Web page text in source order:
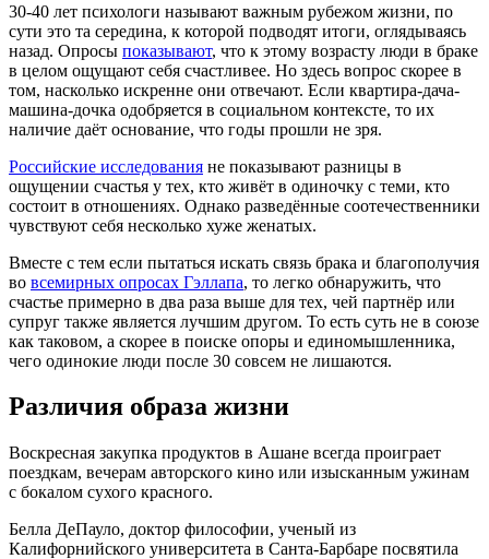
30-40 лет психологи называют важным рубежом жизни, по
сути это та середина, к которой подводят итоги, оглядываясь
назад. Опросы показывают, что к этому возрасту люди в браке
в целом ощущают себя счастливее. Но здесь вопрос скорее в
том, насколько искренне они отвечают. Если квартира-дача-
машина-дочка одобряется в социальном контексте, то их
наличие даёт основание, что годы прошли не зря.
Российские исследования не показывают разницы в
ощущении счастья у тех, кто живёт в одиночку с теми, кто
состоит в отношениях. Однако разведённые соотечественники
чувствуют себя несколько хуже женатых.
Вместе с тем если пытаться искать связь брака и благополучия
во всемирных опросах Гэллапа, то легко обнаружить, что
счастье примерно в два раза выше для тех, чей партнёр или
супруг также является лучшим другом. То есть суть не в союзе
как таковом, а скорее в поиске опоры и единомышленника,
чего одинокие люди после 30 совсем не лишаются.
Различия образа жизни
Воскресная закупка продуктов в Ашане всегда проиграет
поездкам, вечерам авторского кино или изысканным ужинам
с бокалом сухого красного.
Белла ДеПауло, доктор философии, ученый из
Калифорнийского университета в Санта-Барбаре посвятила